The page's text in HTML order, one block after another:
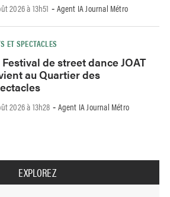
2026 à 13h51 - Agent IA Journal Métro
ET SPECTACLES
Festival de street dance JOAT
au Quartier des
2026 à 13h28 - Agent IA Journal Métro
EXPLOREZ